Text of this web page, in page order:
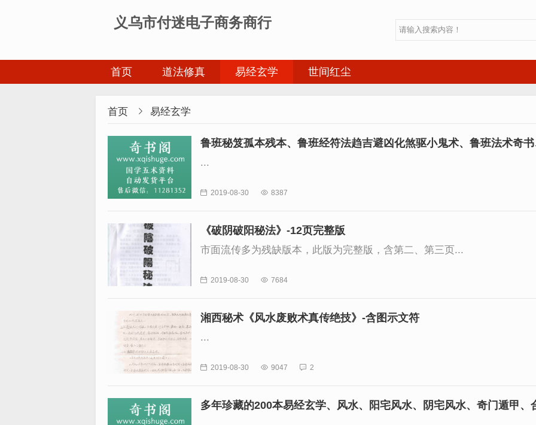
义乌市付迷电子商务商行
首页 道法修真 易经玄学 世间红尘
首页  易经玄学
鲁班秘笈孤本残本、鲁班经符法趋吉避凶化煞驱小鬼术、鲁班法术奇
...
 2019-08-30  8387
《破阴破阳秘法》-12页完整版
市面流传多为残缺版本，此版为完整版，含第二、第三页...
 2019-08-30  7684
湘西秘术《风水废败术真传绝技》-含图示文符
...
 2019-08-30  9047  2
多年珍藏的200本易经玄学、风水、阳宅风水、阴宅风水、奇门遁甲、